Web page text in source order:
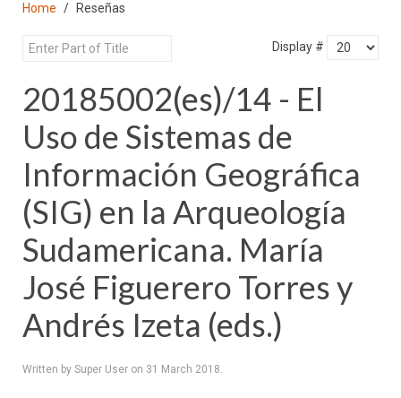
Home Reseñas
Display #
20185002(es)/14 - El
Uso de Sistemas de
Información Geográfica
(SIG) en la Arqueología
Sudamericana. María
José Figuerero Torres y
Andrés Izeta (eds.)
Written by Super User on 31 March 2018.